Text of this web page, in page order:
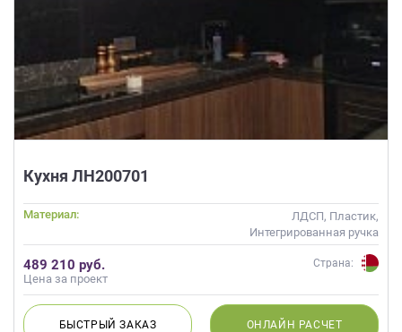
Кухня ЛН200701
Материал:
ЛДСП, Пластик,
Интегрированная ручка
489 210 руб.
Цена за проект
Страна:
БЫСТРЫЙЗАКАЗ ОНЛАЙН РАСЧЕТ